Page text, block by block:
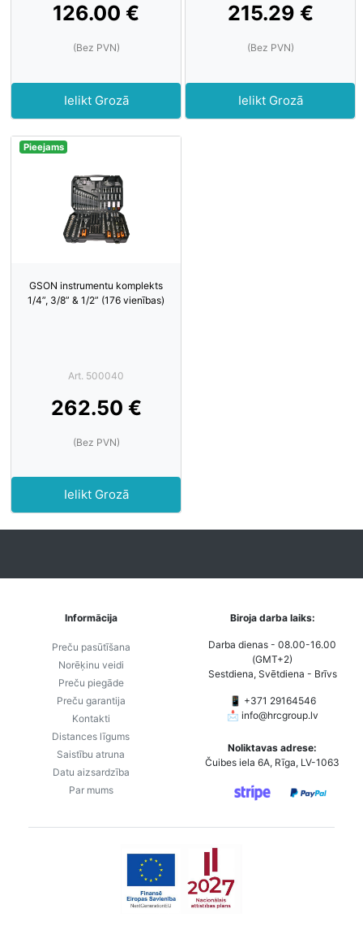
126.00 €
(Bez PVN)
Ielikt Grozā
215.29 €
(Bez PVN)
Ielikt Grozā
Pieejams
GSON instrumentu komplekts
1/4”, 3/8” & 1/2” (176 vienības)
Art. 500040
262.50 €
(Bez PVN)
Ielikt Grozā
Informācija
Preču pasūtīšana
Norēķinu veidi
Preču piegāde
Preču garantija
Kontakti
Distances līgums
Saistību atruna
Datu aizsardzība
Par mums
Biroja darba laiks:
Darba dienas - 08.00-16.00
(GMT+2)
Sestdiena, Svētdiena - Brīvs
📱 +371 29164546
📩 info@hrcgroup.lv
Noliktavas adrese:
Čuibes iela 6A, Rīga, LV-1063